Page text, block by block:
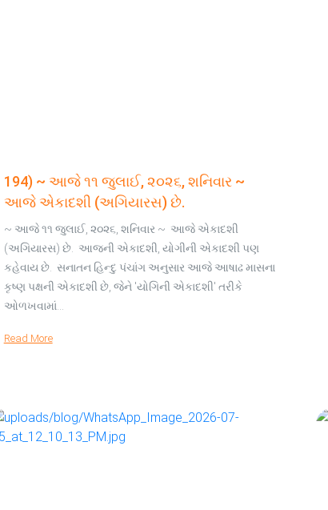
194) ~ આજે ૧૧ જુલાઈ, ૨૦૨૬, શનિવાર ~
આજે એકાદશી (અગિયારસ) છે.
~ આજે ૧૧ જુલાઈ, ૨૦૨૬, શનિવાર ~ આજે એકાદશી
(અગિયારસ) છે. આજની એકાદશી, યોગીની એકાદશી પણ
કહેવાય છે. સનાતન હિન્દુ પંચાંગ અનુસાર આજે આષાઢ માસના
કૃષ્ણ પક્ષની એકાદશી છે, જેને 'યોગિની એકાદશી' તરીકે
ઓળખવામાં…
Read More